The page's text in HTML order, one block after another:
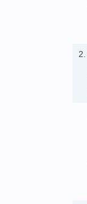
2.